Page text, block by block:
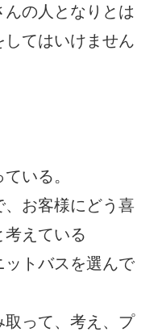
の人となりとは
てはいけません
いる。
お客様にどう喜
考えている
ットバスを選んで
って、考え、プ